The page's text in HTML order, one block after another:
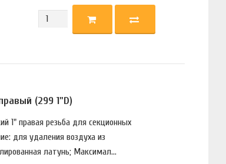
(299 1"D)
1" правая резьба для секционных
для удаления воздуха из
латунь; Максимал...